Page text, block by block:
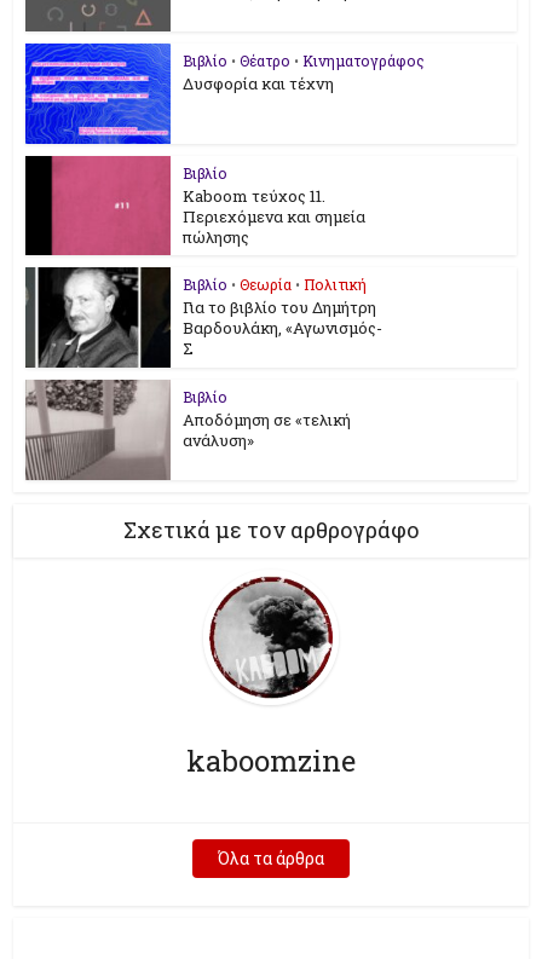
Βιβλίο • Θέατρο • Κινηματογράφος
Δυσφορία και τέχνη
Βιβλίο
Kaboom τεύχος 11.
Περιεχόμενα και σημεία
πώλησης
Βιβλίο • Θεωρία • Πολιτική
Για το βιβλίο του Δημήτρη
Βαρδουλάκη, «Αγωνισμός-
Σ
Βιβλίο
Αποδόμηση σε «τελική
ανάλυση»
Σχετικά με τον αρθρογράφο
kaboomzine
Όλα τα άρθρα